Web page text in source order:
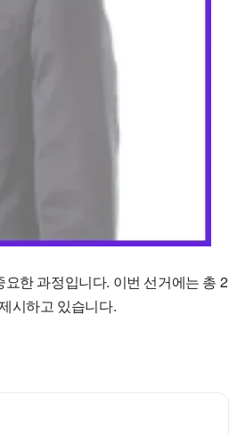
한 과정입니다. 이번 선거에는 총 2
시하고 있습니다.